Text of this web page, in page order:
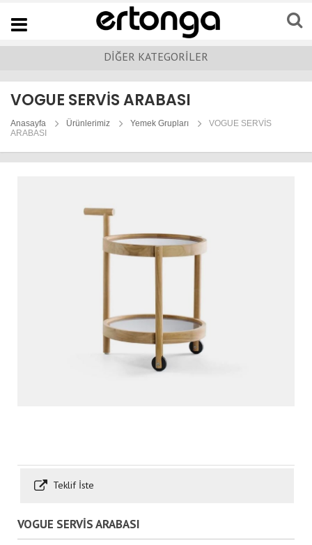
Navigation
DİĞER KATEGORİLER
VOGUE SERVİS ARABASI
Anasayfa Ürünlerimiz Yemek Grupları
VOGUE SERVİS
ARABASI
Teklif İste
VOGUE SERVİS ARABASI